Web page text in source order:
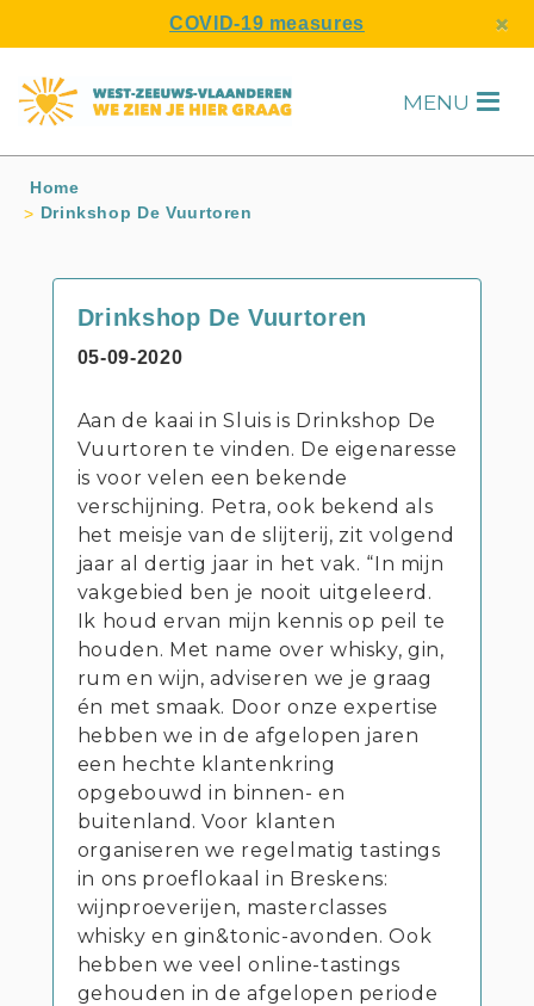
COVID-19 measures ×
MENU H
Home
Drinkshop De Vuurtoren
Drinkshop De Vuurtoren
05-09-2020
Aan de kaai in Sluis is Drinkshop De
Vuurtoren te vinden. De eigenaresse
is voor velen een bekende
verschijning. Petra, ook bekend als
het meisje van de slijterij, zit volgend
jaar al dertig jaar in het vak. “In mijn
vakgebied ben je nooit uitgeleerd.
Ik houd ervan mijn kennis op peil te
houden. Met name over whisky, gin,
rum en wijn, adviseren we je graag
én met smaak. Door onze expertise
hebben we in de afgelopen jaren
een hechte klantenkring
opgebouwd in binnen- en
buitenland. Voor klanten
organiseren we regelmatig tastings
in ons proeflokaal in Breskens:
wijnproeverijen, masterclasses
whisky en gin&tonic-avonden. Ook
hebben we veel online-tastings
gehouden in de afgelopen periode